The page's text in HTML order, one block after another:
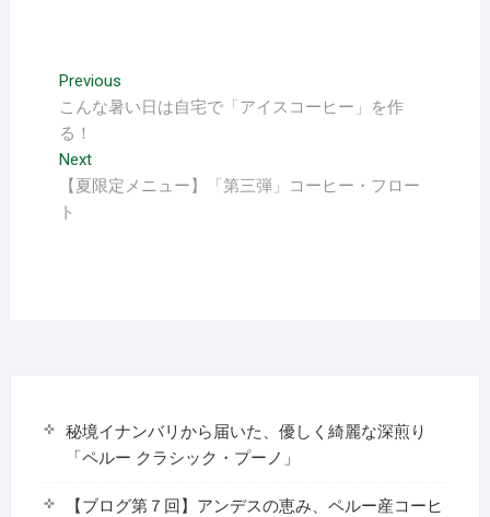
投
稿
ナ
ビ
ゲ
PreviousPrevious
post:
こんな暑い日は自宅で「アイスコーヒー」を作
る！
NextNext
post:
【夏限定メニュー】「第三弾」コーヒー・フロー
ト
秘境イナンバリから届いた、優しく綺麗な深煎り
「ペルー クラシック・プーノ」
【ブログ第７回】アンデスの恵み、ペルー産コーヒ